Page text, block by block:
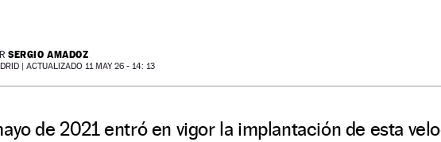
SERGIO AMADOZ
| ACTUALIZADO 11 MAY 26 - 14: 13
de 2021 entró en vigor la implantación de esta